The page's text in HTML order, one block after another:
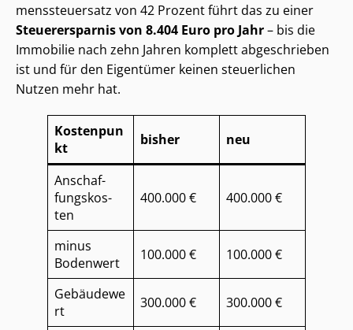
mens­steu­er­satz von 42 Prozent führt das zu einer
Steuerersparnis von 8.404 Euro pro Jahr– bis die
Immobilie nach zehn Jahren komplett abgeschrieben
ist und für den Eigentümer keinen steuerlichen
Nutzen mehr hat.
Kostenpun
kt
bisher neu
An­schaf­
fungs­kos­
ten
400.000 € 400.000 €
minus
Bodenwert
100.000 € 100.000 €
Gebäudewe
rt
300.000 € 300.000 €